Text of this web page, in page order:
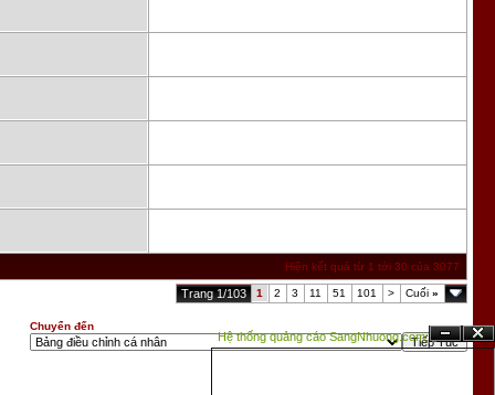
Hiện kết quả từ 1 tới 30 của 3077
Trang 1/103 1 2 3 11 51 101 > Cuối »
Chuyển đến
Ẩn Đóng
Hệ thống quảng cáo SangNhuong.com;